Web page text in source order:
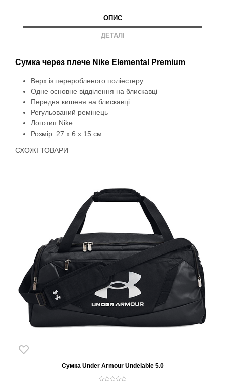
ОПИС
ДЕТАЛІ
Сумка через плече Nike Elemental Premium
Верх із переробленого поліестеру
Одне основне відділення на блискавці
Передня кишеня на блискавці
Регульований ремінець
Логотип Nike
Розмір: 27 х 6 х 15 см
СХОЖІ ТОВАРИ
Сумка Under Armour Undeiable 5.0